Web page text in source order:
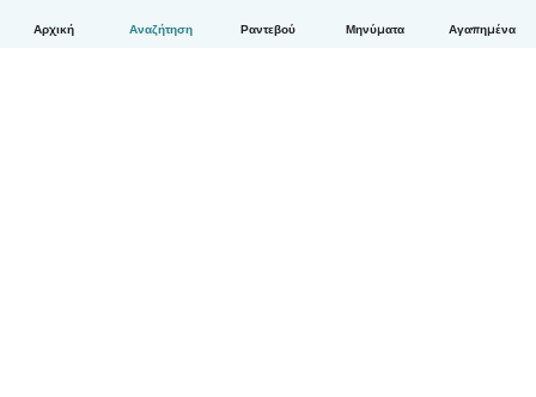
Αρχική Αναζήτηση Ραντεβού Μηνύματα Αγαπημένα